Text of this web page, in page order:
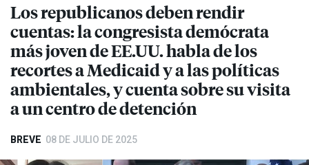
Los republicanos deben rendir
cuentas: la congresista demócrata
más joven de EE.UU. habla de los
recortes a Medicaid y a las políticas
ambientales, y cuenta sobre su visita
a un centro de detención
BREVE 08 DE JULIO DE 2025